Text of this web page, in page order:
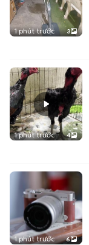
1 phút trước 3
1 phút trước 4
1 phút trước 6